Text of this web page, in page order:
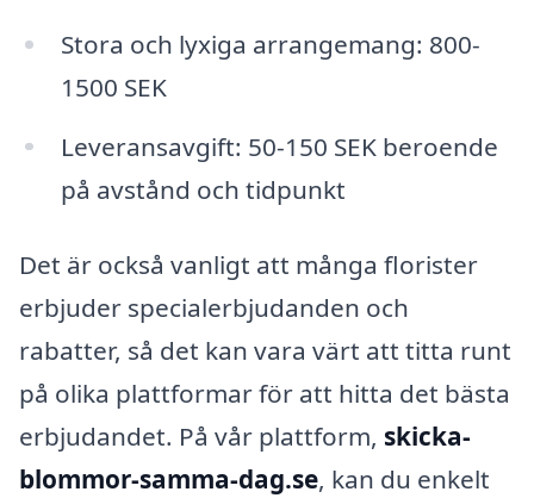
Stora och lyxiga arrangemang: 800-
1500 SEK
Leveransavgift: 50-150 SEK beroende
på avstånd och tidpunkt
Det är också vanligt att många florister
erbjuder specialerbjudanden och
rabatter, så det kan vara värt att titta runt
på olika plattformar för att hitta det bästa
erbjudandet. På vår plattform, skicka-
blommor-samma-dag.se, kan du enkelt